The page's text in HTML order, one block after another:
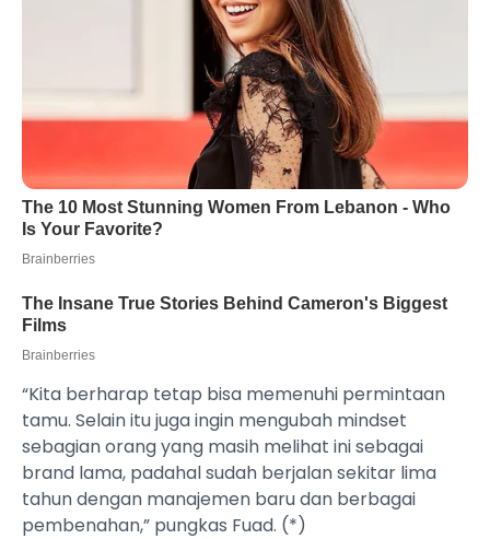
“Kita berharap tetap bisa memenuhi permintaan
tamu. Selain itu juga ingin mengubah mindset
sebagian orang yang masih melihat ini sebagai
brand lama, padahal sudah berjalan sekitar lima
tahun dengan manajemen baru dan berbagai
pembenahan,” pungkas Fuad. (*)